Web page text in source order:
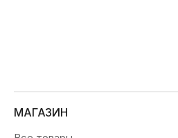
МАГАЗИН